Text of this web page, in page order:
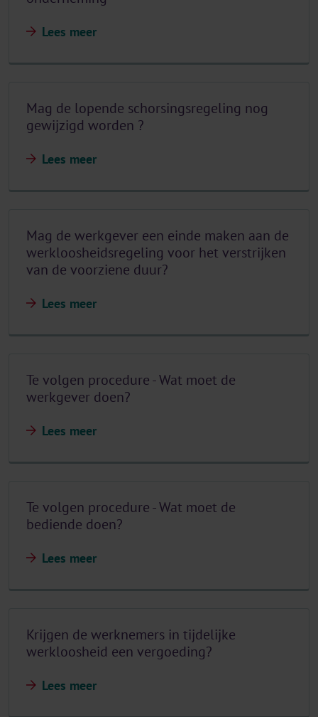
Lees meer
Mag de lopende schorsingsregeling nog
gewijzigd worden ?
Lees meer
Mag de werkgever een einde maken aan de
werkloosheidsregeling voor het verstrijken
van de voorziene duur?
Lees meer
Te volgen procedure - Wat moet de
werkgever doen?
Lees meer
Te volgen procedure - Wat moet de
bediende doen?
Lees meer
Krijgen de werknemers in tijdelijke
werkloosheid een vergoeding?
Lees meer